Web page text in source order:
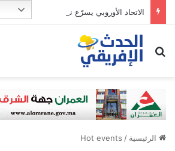
ابحث عن
الرئيسية /
Hot events